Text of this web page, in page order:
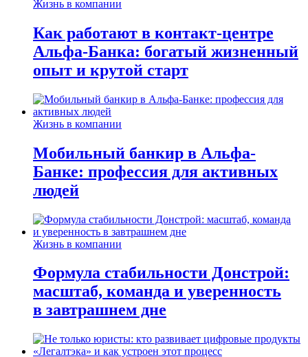
Жизнь в компании
Как работают в контакт-центре
Альфа-Банка: богатый жизненный
опыт и крутой старт
Жизнь в компании
Мобильный банкир в Альфа-
Банке: профессия для активных
людей
Жизнь в компании
Формула стабильности Донстрой:
масштаб, команда и уверенность
в завтрашнем дне